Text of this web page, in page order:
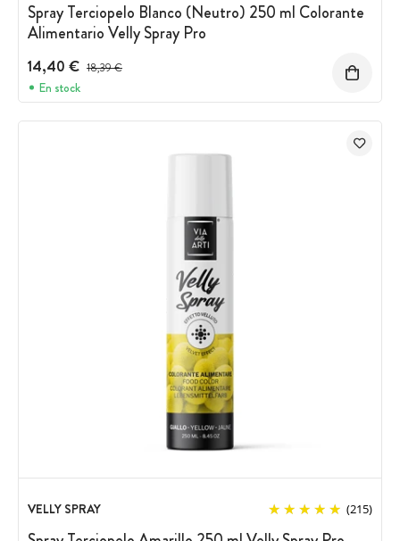
Spray Terciopelo Blanco (Neutro) 250 ml Colorante
Alimentario Velly Spray Pro
14,40 € Precio antes del descuento
18,39 €
En stock
VELLY SPRAY (215)